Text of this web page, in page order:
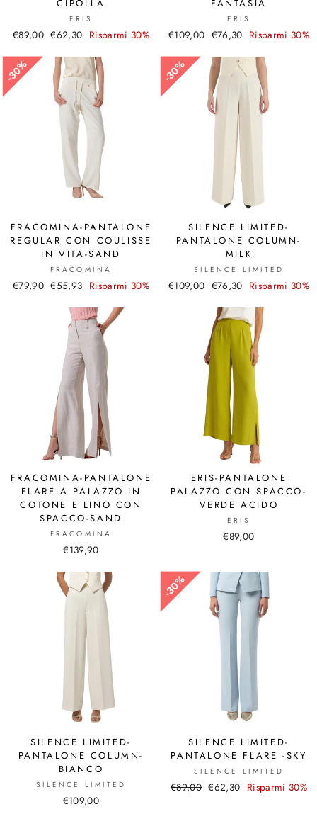
CIPOLLA
ERIS
Prezzo
listino
€89,00 Prezzo
€62,30 Risparmi 30%
FANTASIA
ERIS
Prezzo
listino
€109,00 Prezzo
€76,30 Risparmi 30%
30%
30%
FRACOMINA-PANTALONE
REGULAR CON COULISSE
IN VITA-SAND
FRACOMINA
Prezzo
€79,90 Prezzo
€55,93 Risparmi 30%
30%
30%
SILENCE LIMITED-
PANTALONE COLUMN-
MILK
SILENCE LIMITED
Prezzo
€109,00 Prezzo
€76,30 Risparmi 30%
FRACOMINA-PANTALONE
FLARE A PALAZZO IN
COTONE E LINO CON
SPACCO-SAND
FRACOMINA
€139,90
ERIS-PANTALONE
PALAZZO CON SPACCO-
VERDE ACIDO
ERIS
€89,00
SILENCE LIMITED-
PANTALONE COLUMN-
BIANCO
SILENCE LIMITED
€109,00
30%
30%
SILENCE LIMITED-
PANTALONE FLARE -SKY
SILENCE LIMITED
Prezzo
€89,00 Prezzo
€62,30 Risparmi 30%